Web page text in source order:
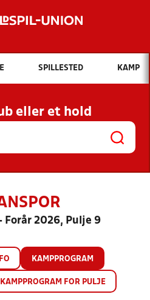
Hvad vil du søge efter?
INDHOLD OG NYHEDER
KLUBBER OG
HOLD
SPILLESTED KAMP
eller et hold
Forår 2026, Pulje 9
KAMPPROGRAM
KAMPPROGRAM FOR PULJE